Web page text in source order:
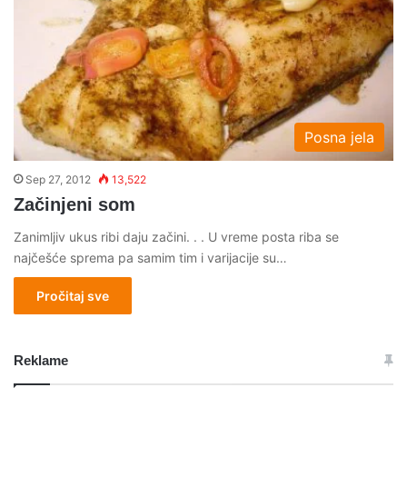
Posna jela
Sep 27, 2012 13,522
Začinjeni som
Zanimljiv ukus ribi daju začini. . . U vreme posta riba se
najčešće sprema pa samim tim i varijacije su…
Pročitaj sve
Reklame